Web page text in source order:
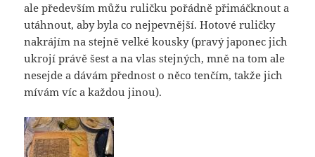
ale především můžu ruličku pořádně přimáčknout a
utáhnout, aby byla co nejpevnější. Hotové ruličky
nakrájím na stejně velké kousky (pravý japonec jich
ukrojí právě šest a na vlas stejných, mně na tom ale
nesejde a dávám přednost o něco tenčím, takže jich
mívám víc a každou jinou).